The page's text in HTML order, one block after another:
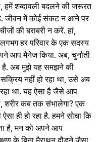
शब्दावली बदलने की जरूरत
जीवन में कोई संकट न आने पर
की बराबरी न करें. हां,
हर परिवार के एक सदस्य
आप मैनेज किया. अब, चुनौती
है. अब मुझे यह समझने की
नहीं हो रहा था, उसे अब
था. यह ऐसा है जैसे आप
शरीर कब तक संभालेगा? एक
ही हो रहा है. हमने सोचा कि
है, मन को अपने आप
के बिना मैराथन दौड़ने जैसा